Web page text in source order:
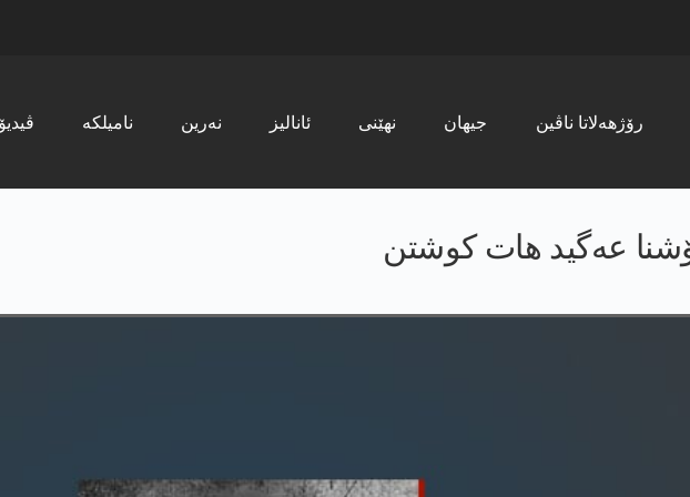
ڤیدیۆ نامیلکە نەرین ئانالیز نھێنی جیھان رۆژھەلاتا ناڤین
عه‌گید هات كوشتن